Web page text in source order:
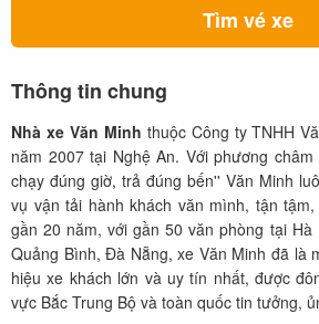
Tìm vé xe
Thông tin chung
Nhà xe Văn Minh thuộc Công ty TNHH
năm 2007 tại Nghệ An. Với phương
chạy đúng giờ, trả đúng bến'' Văn Minh
vụ vận tải hành khách văn mình, tận
gần 20 năm, với gần 50 văn phòng tại Hà
Quảng Bình, Đà Nẵng, xe Văn Minh đã là
hiệu xe khách lớn và uy tín nhất, được
vực Bắc Trung Bộ và toàn quốc tin tưởng,